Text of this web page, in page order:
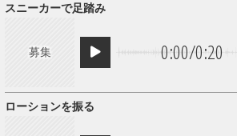
募集 0:00/0:20
スニーカーで足踏み
ローションを振る